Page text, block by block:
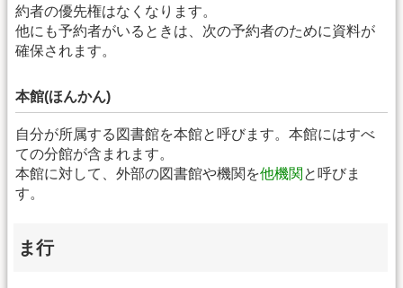
約者の優先権はなくなります。
他にも予約者がいるときは、次の予約者のために資料が
確保されます。
本館(ほんかん)
自分が所属する図書館を本館と呼びます。本館にはすべ
ての分館が含まれます。
本館に対して、外部の図書館や機関を他機関 と呼びま
す。
ま行